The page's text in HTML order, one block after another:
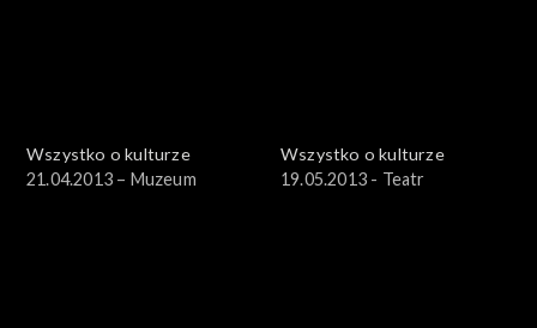
Wszystko o kulturze
21.04.2013 – Muzeum
Wszystko o kulturze
19.05.2013 - Teatr